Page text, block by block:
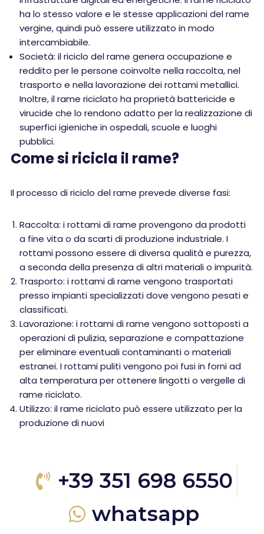
ha lo stesso valore e le stesse applicazioni del rame
vergine, quindi può essere utilizzato in modo
intercambiabile.
Società: il riciclo del rame genera occupazione e
reddito per le persone coinvolte nella raccolta, nel
trasporto e nella lavorazione dei rottami metallici.
Inoltre, il rame riciclato ha proprietà battericide e
virucide che lo rendono adatto per la realizzazione di
superfici igieniche in ospedali, scuole e luoghi
pubblici.
Come si ricicla il rame?
Il processo di riciclo del rame prevede diverse fasi:
Raccolta: i rottami di rame provengono da prodotti
a fine vita o da scarti di produzione industriale. I
rottami possono essere di diversa qualità e purezza,
a seconda della presenza di altri materiali o impurità.
Trasporto: i rottami di rame vengono trasportati
presso impianti specializzati dove vengono pesati e
classificati.
Lavorazione: i rottami di rame vengono sottoposti a
operazioni di pulizia, separazione e compattazione
per eliminare eventuali contaminanti o materiali
estranei. I rottami puliti vengono poi fusi in forni ad
alta temperatura per ottenere lingotti o vergelle di
rame riciclato.
Utilizzo: il rame riciclato può essere utilizzato per la
produzione di nuovi
+39 351 698 6550
whatsapp